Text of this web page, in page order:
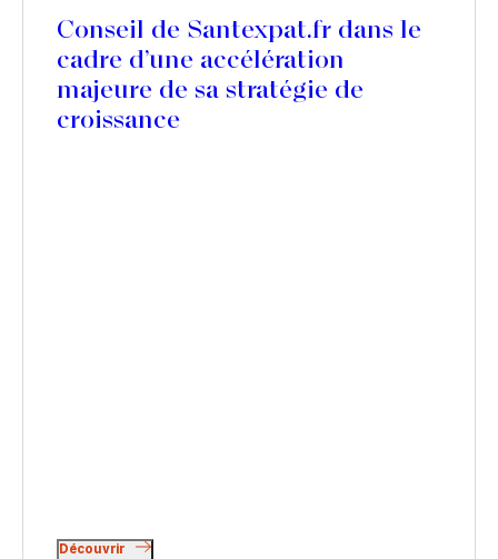
Conseil de Santexpat.fr dans le
cadre d’une accélération
majeure de sa stratégie de
croissance
Découvrir